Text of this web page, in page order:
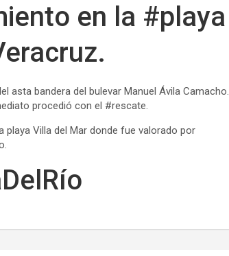
en la #playa
asta bandera del bulevar Manuel Ávila Camacho.
procedió con el #rescate.
Villa del Mar donde fue valorado por